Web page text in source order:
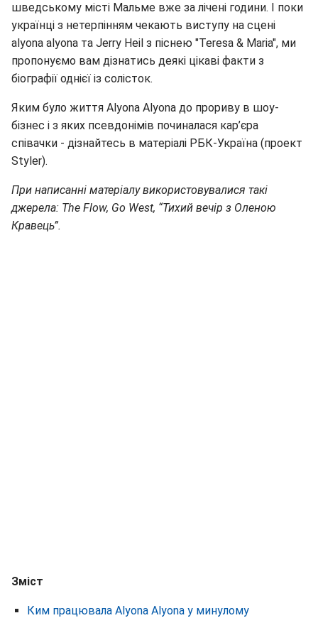
шведському місті Мальме вже за лічені години. І поки
українці з нетерпінням чекають виступу на сцені
alyona alyona та Jerry Heil з піснею "Teresa & Maria", ми
пропонуємо вам дізнатись деякі цікаві факти з
біографії однієї із солісток.
Яким було життя Alyona Alyona до прориву в шоу-
бізнес і з яких псевдонімів починалася кар’єра
співачки - дізнайтесь в матеріалі РБК-Україна (проект
Styler).
При написанні матеріалу використовувалися такі
джерела: The Flow, Go West, “Тихий вечір з Оленою
Кравець”.
Зміст
Ким працювала Alyona Alyona у минулому